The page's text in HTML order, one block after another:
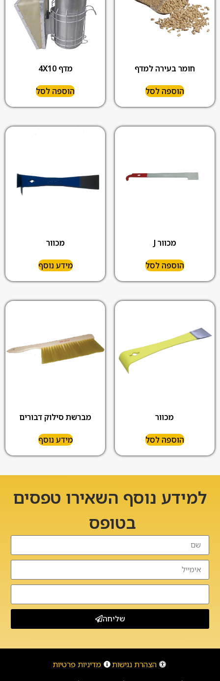
חומר בעירה למדף
הוספה לסל
מדף 4X10
הוספה לסל
מכוור J
הוספה לסל
מכוור
מידע נוסף
מכוור
הוספה לסל
מברשת סילוק דבורים
מידע נוסף
למידע נוסף השאירו טפסים
בטופס
שליחה
הצהרת נגישות מדיניות פרטיות